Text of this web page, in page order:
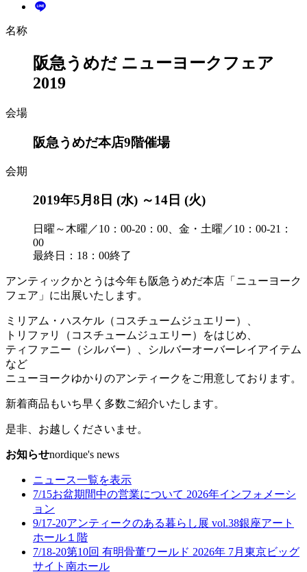
名称
阪急うめだ ニューヨークフェア
2019
会場
阪急うめだ本店9階催場
会期
2019年5月8日 (水) ～14日 (火)
日曜～木曜／10：00-20：00、金・土曜／10：00-21：
00
最終日：18：00終了
アンティックかとうは今年も阪急うめだ本店「ニューヨーク
フェア」に出展いたします。
ミリアム・ハスケル（コスチュームジュエリー）、
トリファリ（コスチュームジュエリー）をはじめ、
ティファニー（シルバー）、シルバーオーバーレイアイテム
など
ニューヨークゆかりのアンティークをご用意しております。
新着商品もいち早く多数ご紹介いたします。
是非、お越しくださいませ。
お知らせnordique's news
ニュース一覧を表示
7/15お盆期間中の営業について 2026年インフォメーシ
ョン
9/17-20アンティークのある暮らし展 vol.38銀座アート
ホール１階
7/18-20第10回 有明骨董ワールド 2026年 7月 東京ビッグ
サイト南ホール